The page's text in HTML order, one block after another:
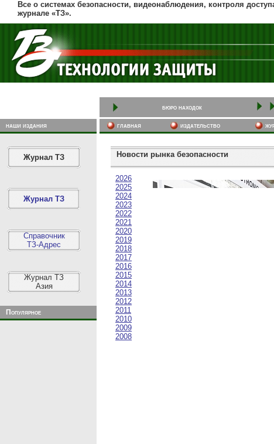
Все о системах безопасности, видеонаблюдения, контроля
журнале «ТЗ».
бюро находок
наши издания главная издательство
Журнал ТЗ
Журнал ТЗ
Справочник
ТЗ-Адрес
Журнал ТЗ
Азия
Популярное
Новости рынка безопасности
2026
2025
2024
2023
2022
2021
2020
2019
2018
2017
2016
2015
2014
2013
2012
2011
2010
2009
2008